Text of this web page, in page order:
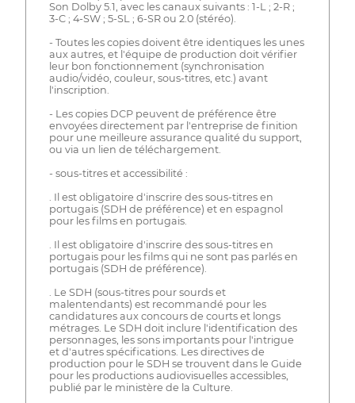
Son Dolby 5.1, avec les canaux suivants : 1-L ; 2-R ;
3-C ; 4-SW ; 5-SL ; 6-SR ou 2.0 (stéréo).
- Toutes les copies doivent être identiques les unes
aux autres, et l'équipe de production doit vérifier
leur bon fonctionnement (synchronisation
audio/vidéo, couleur, sous-titres, etc.) avant
l'inscription.
- Les copies DCP peuvent de préférence être
envoyées directement par l'entreprise de finition
pour une meilleure assurance qualité du support,
ou via un lien de téléchargement.
- sous-titres et accessibilité :
. Il est obligatoire d'inscrire des sous-titres en
portugais (SDH de préférence) et en espagnol
pour les films en portugais.
. Il est obligatoire d'inscrire des sous-titres en
portugais pour les films qui ne sont pas parlés en
portugais (SDH de préférence).
. Le SDH (sous-titres pour sourds et
malentendants) est recommandé pour les
candidatures aux concours de courts et longs
métrages. Le SDH doit inclure l'identification des
personnages, les sons importants pour l'intrigue
et d'autres spécifications. Les directives de
production pour le SDH se trouvent dans le Guide
pour les productions audiovisuelles accessibles,
publié par le ministère de la Culture.